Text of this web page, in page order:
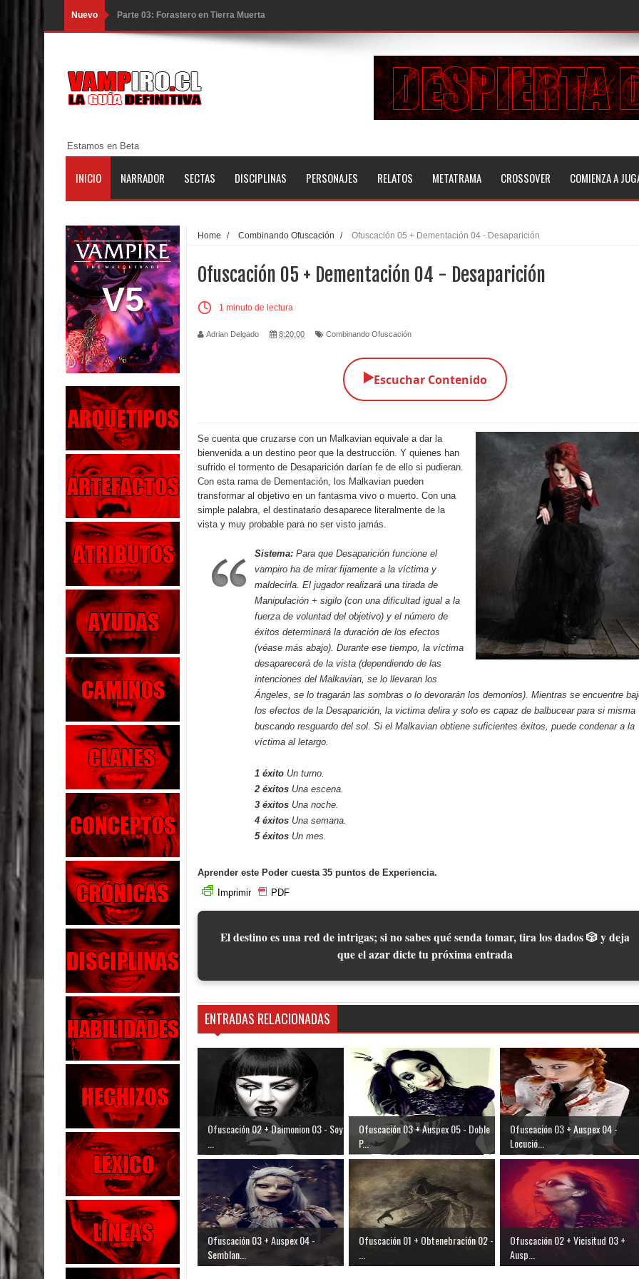
Nuevo Parte 03: Forastero en Tierra Muerta
Parte 09: Los Muertos Cuentan Cuentos
Parte 08: Ultratumba
Parte 04: Se Descubre el Pastel
Parte 03: Una Piraña en el Bidé
Parte 02: Los Muertos Gobiernan a los Vivos
Parte 01: Escondido a Plena Luz
Parte 02: El Enemigo de mi Enemigo
Parte 06: Coletazos
Parte 05: Los Horrores del Infierno
Parte 04: Oídos Sordos
Parte 03: La Traición
Parte 02: Vuelve el Hijo Prodigo
Parte 03: Reflexiones
Parte 02: Un Bicho Raro
Parte 01: Una Misión de Locos
Estamos en Beta
INICIO NARRADOR SECTAS DISCIPLINAS PERSONAJES RELATOS METATRAMA CROSSOVER COMIENZA A
V5
Home / Combinando Ofuscación / Ofuscación 05 + Dementación 04 - Desaparición
Ofuscación 05 + Dementación 04 - Desaparición
1 minuto de lectura
Adrian Delgado 8:20:00 Combinando Ofuscación
▶️Escuchar Contenido
Se cuenta que cruzarse con un Malkavian equivale a dar la
bienvenida a un destino peor que la destrucción. Y quienes han
sufrido el tormento de Desaparición darían fe de ello si pudieran.
Con esta rama de Dementación, los Malkavian pueden
transformar al objetivo en un fantasma vivo o muerto. Con una
simple palabra, el destinatario desaparece literalmente de la
vista y muy probable para no ser visto jamás.
Sistema: Para que Desaparición funcione el
vampiro ha de mirar fijamente a la víctima y
maldecirla. El jugador realizará una tirada de
Manipulación + sigilo (con una dificultad igual a la
fuerza de voluntad del objetivo) y el número de
éxitos determinará la duración de los efectos
(véase más abajo). Durante ese tiempo, la víctima
desaparecerá de la vista (dependiendo de las
intenciones del Malkavian, se lo llevaran los
Ángeles, se lo tragarán las sombras o lo devorarán los demonios). Mientras se encuentre
los efectos de la Desaparición, la victima delira y solo es capaz de balbucear para si misma
buscando resguardo del sol. Si el Malkavian obtiene suficientes éxitos, puede condenar a la
víctima al letargo.
1 éxito Un turno.
2 éxitos Una escena.
3 éxitos Una noche.
4 éxitos Una semana.
5 éxitos Un mes.
Aprender este Poder cuesta 35 puntos de Experiencia.
Imprimir
PDF
El destino es una red de intrigas; si no sabes qué senda tomar, tira los dados 🎲 y deja
que el azar dicte tu próxima entrada
ENTRADAS RELACIONADAS
Ofuscación 02 + Daimonion 03 - Soy
Ofuscación 03 + Auspex 05 - Doble
P...
Ofuscación 03 + Auspex 04 -
Locució...
Ofuscación 03 + Auspex 04 -
Semblan...
Ofuscación 01 + Obtenebración 02 -
Ofuscación 02 + Vicisitud 03 +
Ausp...